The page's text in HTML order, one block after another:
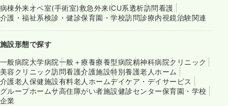
病棟外来オペ室(手術室)救急外来ICU系透析訪問看護
介護・福祉系検診・健診保育園・学校訪問診療内視鏡治験関連
施設形態で探す
一般病院大学病院一般＋療養療養型病院精神科病院クリニック
美容クリニック訪問看護介護施設特別養護老人ホーム
介護老人保健施設有料老人ホームデイケア・デイサービス
グループホームサ高住障がい者施設健診センター保育園・学校
企業